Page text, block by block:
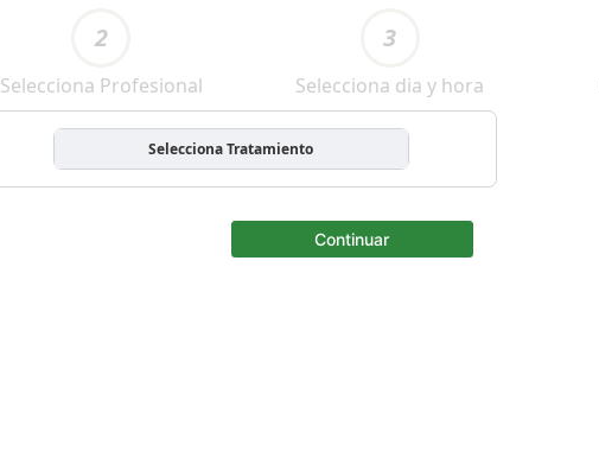
2
Selecciona Profesional
3
Selecciona dia y hora
Selecciona Tratamiento
Continuar